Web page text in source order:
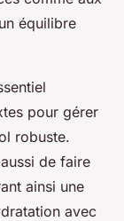
équilibre
pour gérer
robuste.
de faire
ainsi une
avec